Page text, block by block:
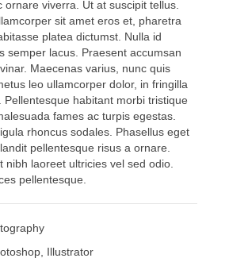
viverra. Ut at suscipit tellus.
sit amet eros et, pharetra
platea dictumst. Nulla id
semper lacus. Praesent accumsan
Maecenas varius, nunc quis
leo ullamcorper dolor, in fringilla
habitant morbi tristique
fames ac turpis egestas.
rhoncus sodales. Phasellus eget
pellentesque risus a ornare.
nibh laoreet ultricies vel sed odio.
pellentesque.
Illustrator